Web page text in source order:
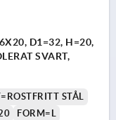
D1=32, H=20,
SVART,
STÅL
FORM=L